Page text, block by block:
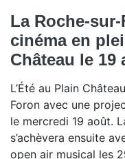
La Roche-
cinéma en
Château le 19
L’Été au Plain
Foron avec une
le mercredi 19 août.
s’achèvera ensuite
open air musical les